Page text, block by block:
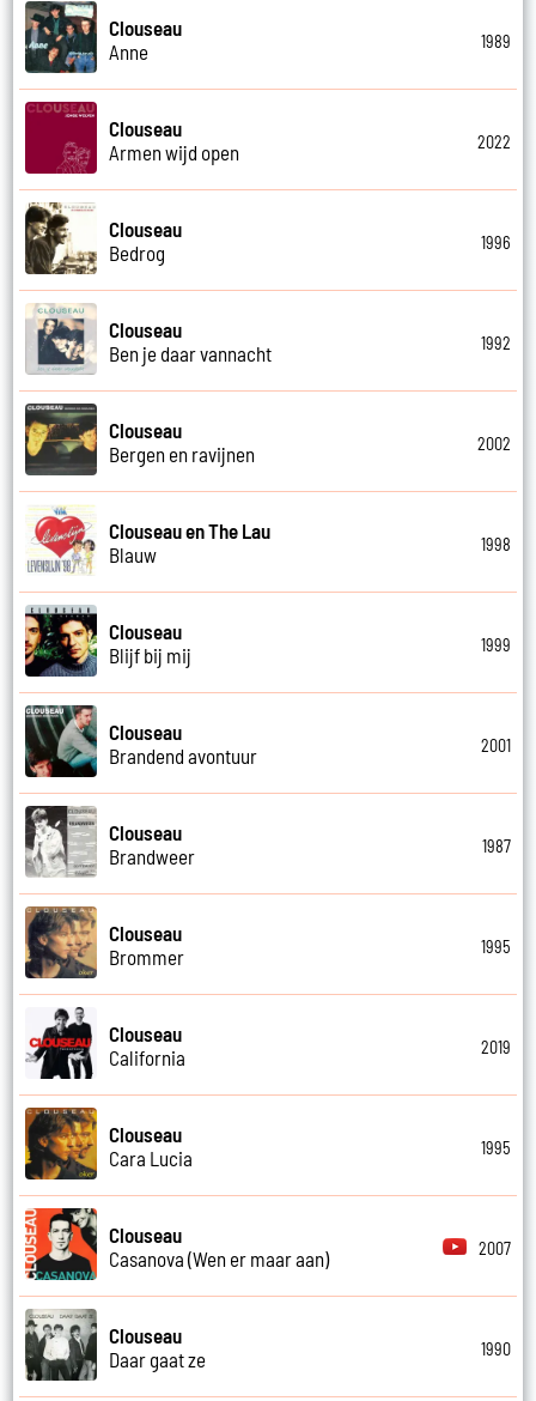
Clouseau
Anne
1989
Clouseau
Armen wijd open
2022
Clouseau
Bedrog
1996
Clouseau
Ben je daar vannacht
1992
Clouseau
Bergen en ravijnen
2002
Clouseau en The Lau
Blauw
1998
Clouseau
Blijf bij mij
1999
Clouseau
Brandend avontuur
2001
Clouseau
Brandweer
1987
Clouseau
Brommer
1995
Clouseau
California
2019
Clouseau
Cara Lucia
1995
Clouseau
Casanova (Wen er maar aan)
2007
Clouseau
Daar gaat ze
1990